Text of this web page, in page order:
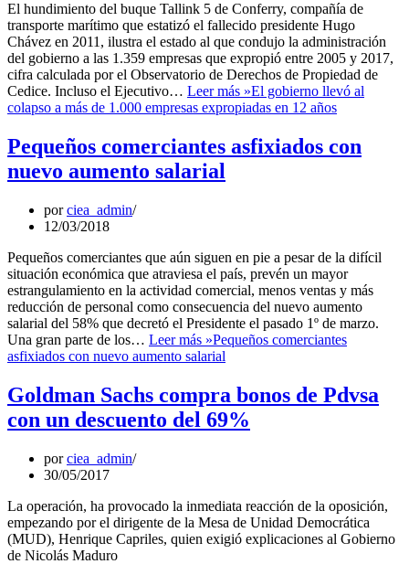
El hundimiento del buque Tallink 5 de Conferry, compañía de
transporte marítimo que estatizó el fallecido presidente Hugo
Chávez en 2011, ilustra el estado al que condujo la administración
del gobierno a las 1.359 empresas que expropió entre 2005 y 2017,
cifra calculada por el Observatorio de Derechos de Propiedad de
Cedice. Incluso el Ejecutivo… Leer más »El gobierno llevó al
colapso a más de 1.000 empresas expropiadas en 12 años
Pequeños comerciantes asfixiados con
nuevo aumento salarial
porciea_admin
12/03/2018
Pequeños comerciantes que aún siguen en pie a pesar de la difícil
situación económica que atraviesa el país, prevén un mayor
estrangulamiento en la actividad comercial, menos ventas y más
reducción de personal como consecuencia del nuevo aumento
salarial del 58% que decretó el Presidente el pasado 1º de marzo.
Una gran parte de los… Leer más »Pequeños comerciantes
asfixiados con nuevo aumento salarial
Goldman Sachs compra bonos de Pdvsa
con un descuento del 69%
porciea_admin
30/05/2017
La operación, ha provocado la inmediata reacción de la oposición,
empezando por el dirigente de la Mesa de Unidad Democrática
(MUD), Henrique Capriles, quien exigió explicaciones al Gobierno
de Nicolás Maduro